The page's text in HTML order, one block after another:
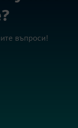
въпроси!